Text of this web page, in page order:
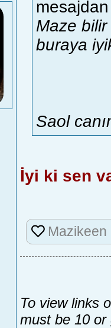
mesajdan
Maze bilir
buraya
Saol
İyi ki sen
Mazikeen
To view links
must be 10 or